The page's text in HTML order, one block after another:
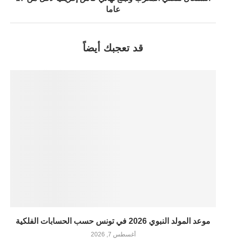
عاما
قد تعجبك أيضاً
موعد المولد النبوي 2026 في تونس حسب الحسابات الفلكية
أغسطس 7, 2026